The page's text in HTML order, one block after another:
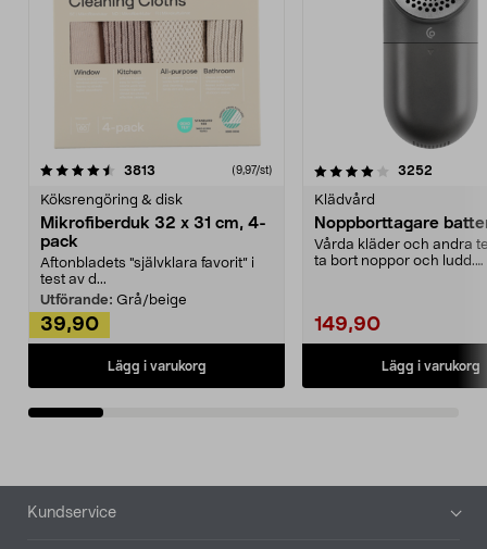
3813 (9,97/st)
Köksrengöring & disk
Mikrofiberduk 32 x 31 cm, 4-
pack
Aftonbladets "självklara favorit” i
test av d...
Utförande: Grå/beige
39,90
Lägg i varukorg
4.0av 5 stjärnor 3252
Klädvård
Noppborttagare
Vårda kläder och andra
ta bort noppor och ludd.
149,90
Lägg i varukorg
4.5av 5 stjärnor
Sidfot
Kundservice